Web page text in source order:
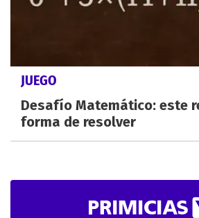
JUEGO
Desafío Matemático: este
forma de resolver